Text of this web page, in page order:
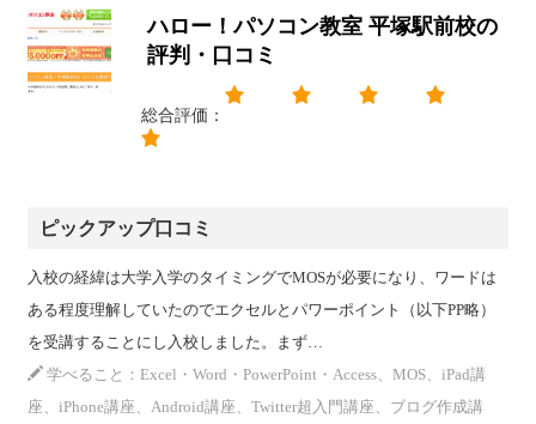
ハロー！パソコン教室 平塚駅前校の
評判・口コミ
総合評価：
ピックアップ口コミ
入校の経緯は大学入学のタイミングでMOSが必要になり、ワードは
ある程度理解していたのでエクセルとパワーポイント（以下PP略）
を受講することにし入校しました。まず…
学べること：Excel・Word・PowerPoint・Access、MOS、iPad講
座、iPhone講座、Android講座、Twitter超入門講座、ブログ作成講